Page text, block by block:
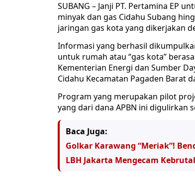
SUBANG – Janji PT. Pertamina EP
minyak dan gas Cidahu Subang
jaringan gas kota yang dikerjakan
Informasi yang berhasil
untuk rumah atau “gas kota”
Kementerian Energi dan Sumber
Cidahu Kecamatan Pagaden Barat
Program yang merupakan pilot
yang dari dana APBN ini digulirkan
Baca Juga:
Golkar Karawang “Meriak”!
LBH Jakarta Mengecam